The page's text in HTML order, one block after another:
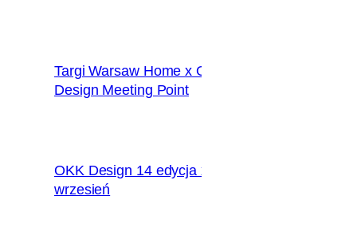
Targi Warsaw Home x OKK
Design Meeting Point
OKK Design 14 edycja x
wrzesień